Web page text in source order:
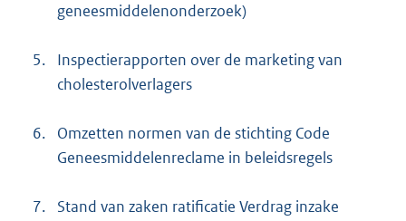
geneesmiddelenonderzoek)
5.
Inspectierapporten over de marketing van
cholesterolverlagers
6.
Omzetten normen van de stichting Code
Geneesmiddelenreclame in beleidsregels
7.
Stand van zaken ratificatie Verdrag inzake